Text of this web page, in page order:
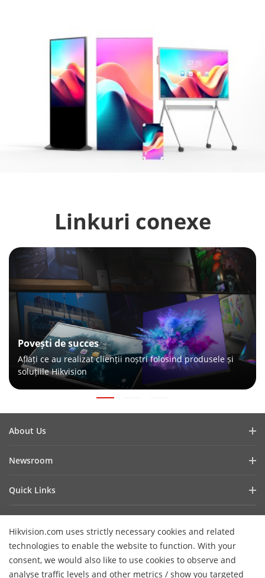
Linkuri conexe
Povești de succes
Aflați ce au realizat clienții noștri folosind produsele și
soluțiile Hikvision
Hikvision.com uses strictly necessary cookies and related
technologies to enable the website to function. With your
consent, we would also like to use cookies to observe and
analyse traffic levels and other metrics / show you targeted
About Us
Newsroom
Events
Quick Links
Contact Us